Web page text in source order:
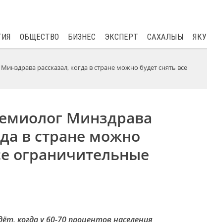
ОБЩЕСТВО БИЗНЕС ЭКСПЕРТ САХАЛЫЫ
рассказал, когда в стране можно будет снять все
Минздрава
в стране можно
ограничительные
когда у 60-70 процентов населения